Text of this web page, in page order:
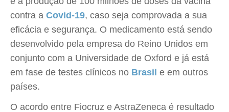
contra a Covid-19, caso seja comprovada a sua
eficácia e segurança. O medicamento está sendo
desenvolvido pela empresa do Reino Unidos em
conjunto com a Universidade de Oxford e já está
em fase de testes clínicos no Brasil e em outros
países.
O acordo entre Fiocruz e AstraZeneca é resultado